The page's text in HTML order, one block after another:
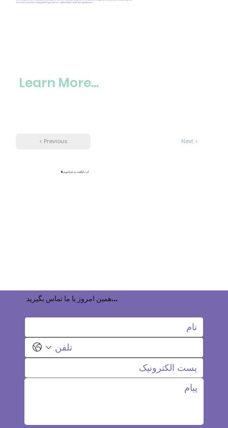
Next >
< Previous
Learn More...
You don’t have to navigate things alone — we’re here to walk alongside you.
&آن؛ بازگشت به دایرکتوری
همین امروز با ما تماس بگیرید...